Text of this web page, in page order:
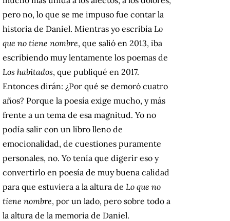
pero no, lo que se me impuso fue contar la
historia de Daniel. Mientras yo escribía Lo
que no tiene nombre, que salió en 2013, iba
escribiendo muy lentamente los poemas de
Los habitados, que publiqué en 2017.
Entonces dirán: ¿Por qué se demoró cuatro
años? Porque la poesía exige mucho, y más
frente a un tema de esa magnitud. Yo no
podía salir con un libro lleno de
emocionalidad, de cuestiones puramente
personales, no. Yo tenía que digerir eso y
convertirlo en poesía de muy buena calidad
para que estuviera a la altura de Lo que no
tiene nombre, por un lado, pero sobre todo a
la altura de la memoria de Daniel.